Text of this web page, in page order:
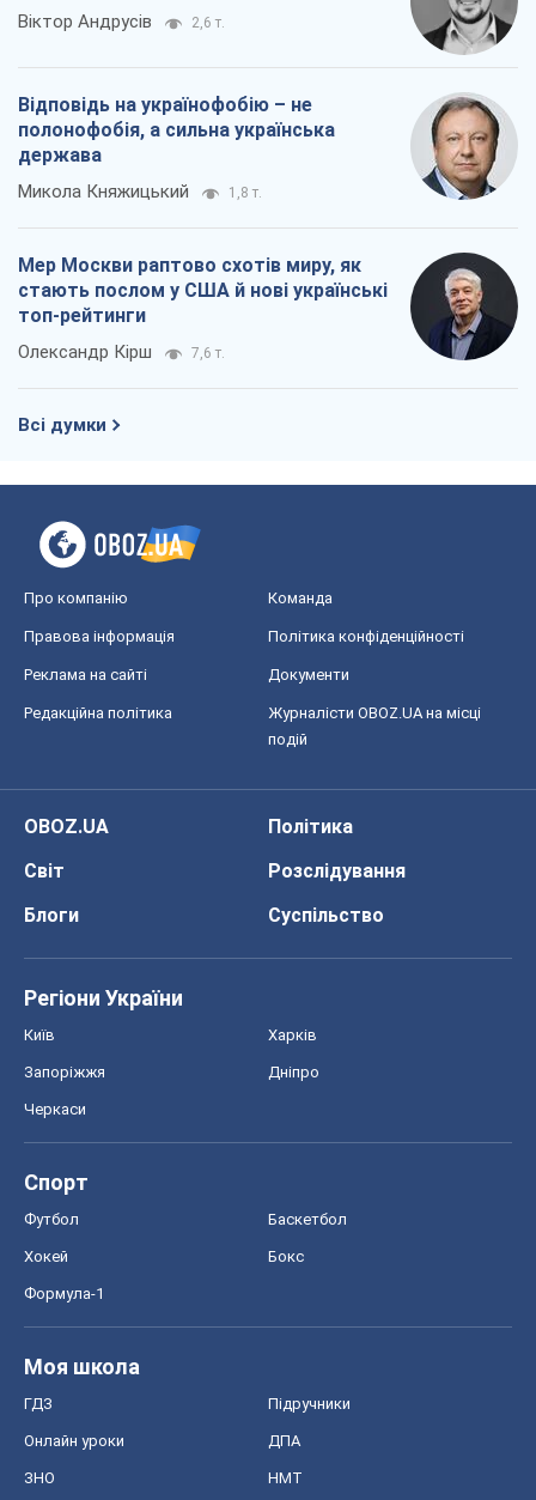
Віктор Андрусів 2,6 т.
Відповідь на українофобію – не
полонофобія, а сильна українська
держава
Микола Княжицький 1,8 т.
Мер Москви раптово схотів миру, як
стають послом у США й нові українські
топ-рейтинги
Олександр Кірш 7,6 т.
Всі думки
Про компанію Команда
Правова інформація Політика конфіденційності
Реклама на сайті Документи
Редакційна політика
Журналісти OBOZ.UA на місці
подій
OBOZ.UA
Політика
Світ
Розслідування
Блоги
Суспільство
Регіони України
Київ Харків
Запоріжжя Дніпро
Черкаси
Спорт
Футбол Баскетбол
Хокей Бокс
Формула-1
Моя школа
ГДЗ Підручники
Онлайн уроки ДПА
ЗНО НМТ